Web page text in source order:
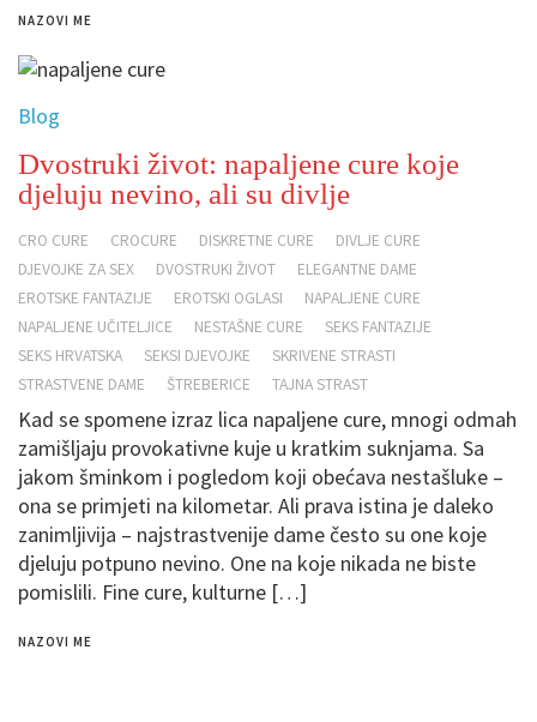
NAZOVI ME
Blog
Dvostruki život: napaljene cure koje
djeluju nevino, ali su divlje
CRO CURE CROCURE DISKRETNE CURE
DIVLJE CURE
DJEVOJKE ZA SEX
DVOSTRUKI ŽIVOT
ELEGANTNE DAME
EROTSKE FANTAZIJE
EROTSKI OGLASI
NAPALJENE CURE
NAPALJENE UČITELJICE
NESTAŠNE CURE
SEKS FANTAZIJE
SEKS HRVATSKA
SEKSI DJEVOJKE
SKRIVENE STRASTI
STRASTVENE DAME
ŠTREBERICE TAJNA STRAST
Kad se spomene izraz lica napaljene cure, mnogi odmah
zamišljaju provokativne kuje u kratkim suknjama. Sa
jakom šminkom i pogledom koji obećava nestašluke –
ona se primjeti na kilometar. Ali prava istina je daleko
zanimljivija – najstrastvenije dame često su one koje
djeluju potpuno nevino. One na koje nikada ne biste
pomislili. Fine cure, kulturne […]
NAZOVI ME